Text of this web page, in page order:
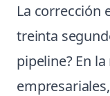
La corrección
treinta
pipeline? En